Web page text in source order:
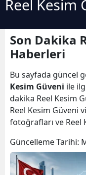
Reel Kesim
Son Dakika
Haberleri
Bu sayfada güncel
Kesim Güveni ile
dakika Reel Kesim
Reel Kesim Güveni
fotoğrafları ve Reel
Güncelleme Tarihi: